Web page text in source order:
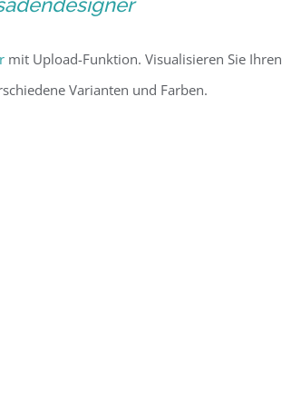
mit Upload-Funktion. Visualisieren Sie Ihren
Varianten und Farben.